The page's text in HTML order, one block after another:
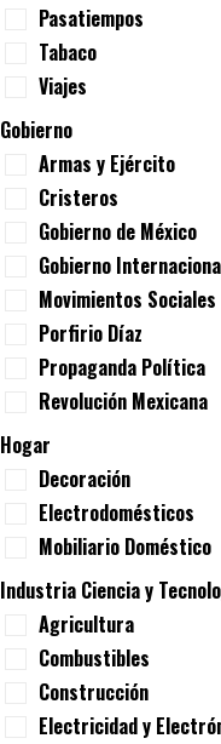
Pasatiempos
Tabaco
Viajes
Gobierno
Armas y Ejército
Cristeros
Gobierno de México
Gobierno
Movimientos Sociales
Porfirio Díaz
Propaganda Política
Revolución Mexicana
Hogar
Decoración
Electrodomésticos
Mobiliario Doméstico
Industria Ciencia y
Agricultura
Combustibles
Construcción
Electricidad y